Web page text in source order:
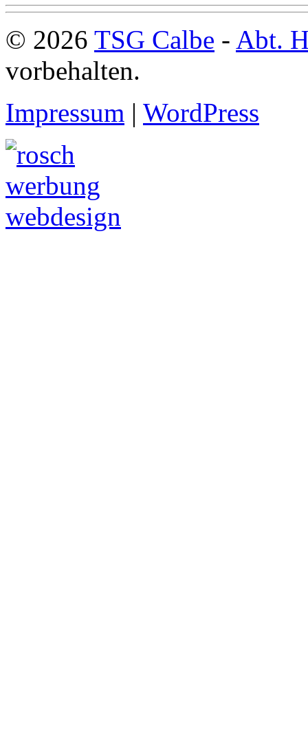
© 2026 TSG Calbe - Abt.
vorbehalten.
Impressum | WordPress